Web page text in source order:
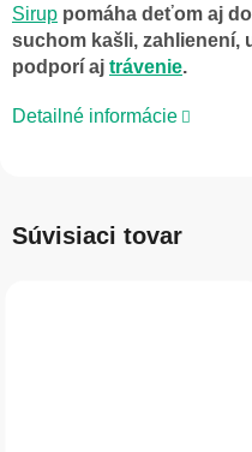
Sirup pomáha deťom aj
suchom kašli, zahlienení,
podporí aj trávenie.
Detailné informácie
Súvisiaci tovar